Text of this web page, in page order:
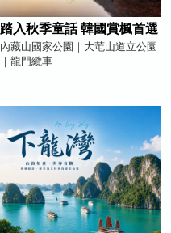
踏入秋季童話 韓國賞楓首選
內藏山國家公園｜大芚山道立公園
｜龍門纜車